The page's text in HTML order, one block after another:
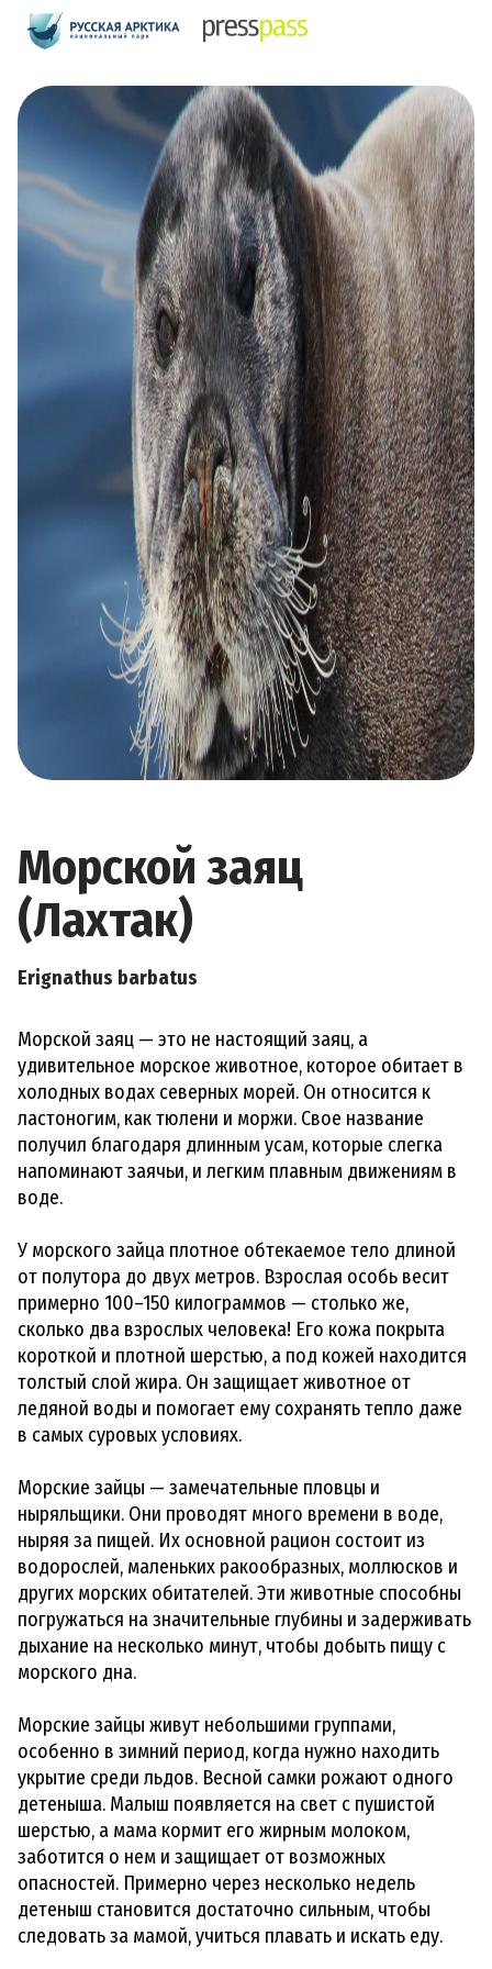
Морской заяц
(Лахтак)
Erignathus barbatus
Морской заяц — это не настоящий заяц, а
удивительное морское животное, которое обитает в
холодных водах северных морей. Он относится к
ластоногим, как тюлени и моржи. Свое название
получил благодаря длинным усам, которые слегка
напоминают заячьи, и легким плавным движениям в
воде.
У морского зайца плотное обтекаемое тело длиной
от полутора до двух метров. Взрослая особь весит
примерно 100–150 килограммов — столько же,
сколько два взрослых человека! Его кожа покрыта
короткой и плотной шерстью, а под кожей находится
толстый слой жира. Он защищает животное от
ледяной воды и помогает ему сохранять тепло даже
в самых суровых условиях.
Морские зайцы — замечательные пловцы и
ныряльщики. Они проводят много времени в воде,
ныряя за пищей. Их основной рацион состоит из
водорослей, маленьких ракообразных, моллюсков и
других морских обитателей. Эти животные способны
погружаться на значительные глубины и задерживать
дыхание на несколько минут, чтобы добыть пищу с
морского дна.
Морские зайцы живут небольшими группами,
особенно в зимний период, когда нужно находить
укрытие среди льдов. Весной самки рожают одного
детеныша. Малыш появляется на свет с пушистой
шерстью, а мама кормит его жирным молоком,
заботится о нем и защищает от возможных
опасностей. Примерно через несколько недель
детеныш становится достаточно сильным, чтобы
следовать за мамой, учиться плавать и искать еду.